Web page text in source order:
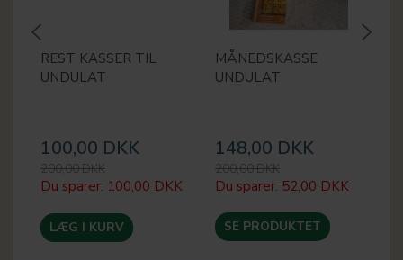
REST KASSER TIL
UNDULAT
100,00 DKK
200,00 DKK
Du sparer: 100,00 DKK
LÆG I KURV
MÅNEDSKASSE
UNDULAT
148,00 DKK
200,00 DKK
Du sparer: 52,00 DKK
SE PRODUKTET